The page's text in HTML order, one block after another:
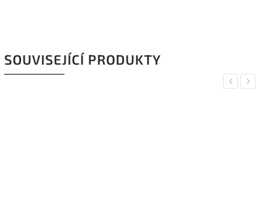
SOUVISEJÍCÍ PRODUKTY
Previous
Next